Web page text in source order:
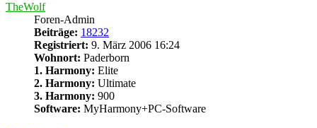
TheWolf
Foren-Admin
Beiträge: 18232
Registriert: 9. März 2006 16:24
Wohnort: Paderborn
1. Harmony: Elite
2. Harmony: Ultimate
3. Harmony: 900
Software: MyHarmony+PC-Software